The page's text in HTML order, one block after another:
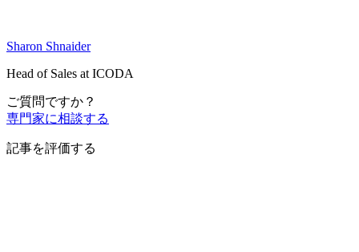
Sharon Shnaider
Head of Sales at ICODA
ご質問ですか？
専門家に相談する
記事を評価する